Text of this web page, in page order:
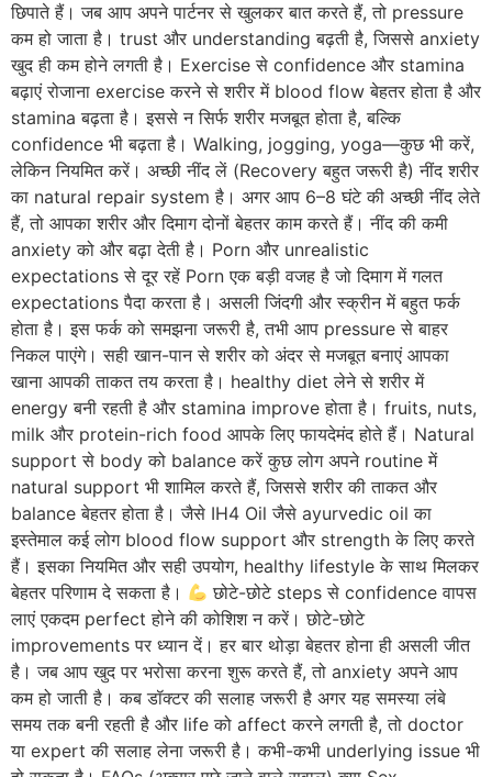
छिपाते हैं। जब आप अपने पार्टनर से खुलकर बात करते हैं, तो pressure
कम हो जाता है। trust और understanding बढ़ती है, जिससे anxiety
खुद ही कम होने लगती है। Exercise से confidence और stamina
बढ़ाएं रोजाना exercise करने से शरीर में blood flow बेहतर होता है और
stamina बढ़ता है। इससे न सिर्फ शरीर मजबूत होता है, बल्कि
confidence भी बढ़ता है। Walking, jogging, yoga—कुछ भी करें,
लेकिन नियमित करें। अच्छी नींद लें (Recovery बहुत जरूरी है) नींद शरीर
का natural repair system है। अगर आप 6–8 घंटे की अच्छी नींद लेते
हैं, तो आपका शरीर और दिमाग दोनों बेहतर काम करते हैं। नींद की कमी
anxiety को और बढ़ा देती है। Porn और unrealistic
expectations से दूर रहें Porn एक बड़ी वजह है जो दिमाग में गलत
expectations पैदा करता है। असली जिंदगी और स्क्रीन में बहुत फर्क
होता है। इस फर्क को समझना जरूरी है, तभी आप pressure से बाहर
निकल पाएंगे। सही खान-पान से शरीर को अंदर से मजबूत बनाएं आपका
खाना आपकी ताकत तय करता है। healthy diet लेने से शरीर में
energy बनी रहती है और stamina improve होता है। fruits, nuts,
milk और protein-rich food आपके लिए फायदेमंद होते हैं। Natural
support से body को balance करें कुछ लोग अपने routine में
natural support भी शामिल करते हैं, जिससे शरीर की ताकत और
balance बेहतर होता है। जैसे IH4 Oil जैसे ayurvedic oil का
इस्तेमाल कई लोग blood flow support और strength के लिए करते
हैं। इसका नियमित और सही उपयोग, healthy lifestyle के साथ मिलकर
बेहतर परिणाम दे सकता है।
छोटे-छोटे steps से confidence वापस
लाएं एकदम perfect होने की कोशिश न करें। छोटे-छोटे
improvements पर ध्यान दें। हर बार थोड़ा बेहतर होना ही असली जीत
है। जब आप खुद पर भरोसा करना शुरू करते हैं, तो anxiety अपने आप
कम हो जाती है। कब डॉक्टर की सलाह जरूरी है अगर यह समस्या लंबे
समय तक बनी रहती है और life को affect करने लगती है, तो doctor
या expert की सलाह लेना जरूरी है। कभी-कभी underlying issue भी